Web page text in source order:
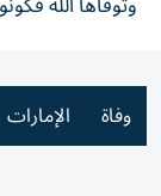
وفاة الإمارات